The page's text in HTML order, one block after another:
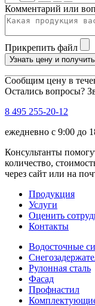
Комментарий или
Прикрепить файл
Узнать цену и
Сообщим цену в
Остались вопросы?
8 495 255-20-12
ежедневно с 9:00 до
Консультанты
количество,
через сайт или на
Продукция
Услуги
Оценить
Контакты
Водосточные
Рулонная сталь
Фасад
Профнастил